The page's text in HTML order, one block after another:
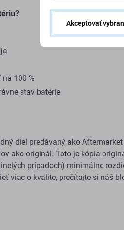
100 %
stav batérie
diel predávaný ako
ako originál. Toto je kópia
prípadoch) minimálne
viac o kvalite, prečítajte si náš
Akceptovať